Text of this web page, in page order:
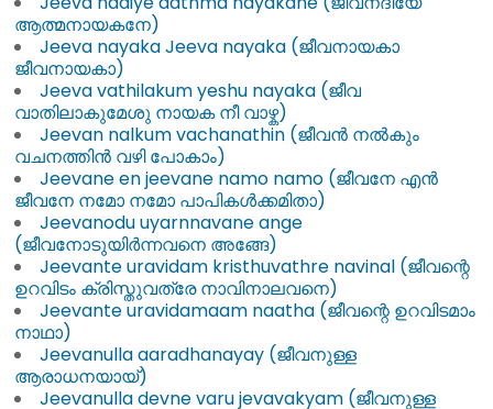
ആത്മനായകനേ)
Jeeva nayaka Jeeva nayaka (ജീവനായകാ
ജീവനായകാ)
Jeeva vathilakum yeshu nayaka (ജീവ
വാതിലാകുമേശു നായക നീ വാഴ്ക)
Jeevan nalkum vachanathin (ജീവൻ നൽകും
വചനത്തിൻ വഴി പോകാം)
Jeevane en jeevane namo namo (ജീവനേ എൻ
ജീവനേ നമോ നമോ പാപികൾക്കമിതാ)
Jeevanodu uyarnnavane ange
(ജീവനോടുയിർന്നവനെ അങ്ങേ)
Jeevante uravidam kristhuvathre navinal (ജീവന്റെ
ഉറവിടം ക്രിസ്തുവത്രേ നാവിനാലവനെ)
Jeevante uravidamaam naatha (ജീവന്റെ ഉറവിടമാം
നാഥാ)
Jeevanulla aaradhanayay (ജീവനുള്ള
ആരാധനയായ്‌)
Jeevanulla devne varu jevavakyam (ജീവനുള്ള